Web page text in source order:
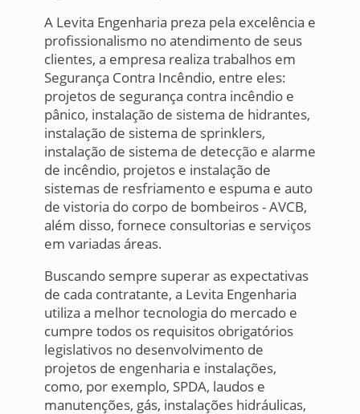
A Levita Engenharia preza pela excelência e
profissionalismo no atendimento de seus
clientes, a empresa realiza trabalhos em
Segurança Contra Incêndio, entre eles:
projetos de segurança contra incêndio e
pânico, instalação de sistema de hidrantes,
instalação de sistema de sprinklers,
instalação de sistema de detecção e alarme
de incêndio, projetos e instalação de
sistemas de resfriamento e espuma e auto
de vistoria do corpo de bombeiros - AVCB,
além disso, fornece consultorias e serviços
em variadas áreas.
Buscando sempre superar as expectativas
de cada contratante, a Levita Engenharia
utiliza a melhor tecnologia do mercado e
cumpre todos os requisitos obrigatórios
legislativos no desenvolvimento de
projetos de engenharia e instalações,
como, por exemplo, SPDA, laudos e
manutenções, gás, instalações hidráulicas,